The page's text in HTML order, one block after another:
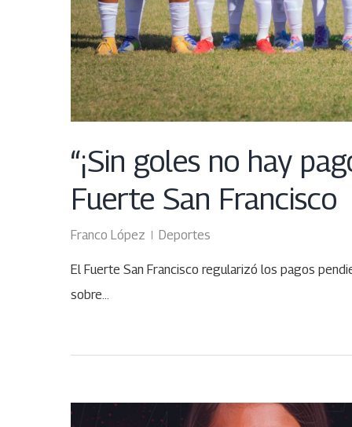
“¡Sin goles no hay
Fuerte San Francisco
Franco López Deportes
El Fuerte San Francisco regularizó los pagos
sobre…